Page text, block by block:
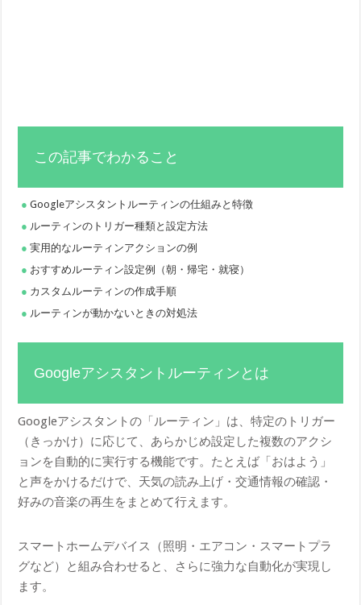
この記事でわかること
Googleアシスタントルーティンの仕組みと特徴
ルーティンのトリガー種類と設定方法
実用的なルーティンアクションの例
おすすめルーティン設定例（朝・帰宅・就寝）
カスタムルーティンの作成手順
ルーティンが動かないときの対処法
Googleアシスタントルーティンとは
Googleアシスタントの「ルーティン」は、特定のトリガー
（きっかけ）に応じて、あらかじめ設定した複数のアクシ
ョンを自動的に実行する機能です。たとえば「おはよう」
と声をかけるだけで、天気の読み上げ・交通情報の確認・
好みの音楽の再生をまとめて行えます。
スマートホームデバイス（照明・エアコン・スマートプラ
グなど）と組み合わせると、さらに強力な自動化が実現し
ます。